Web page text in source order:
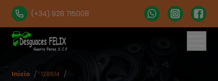
(+34) 928 715008
Inicio / 128614 /